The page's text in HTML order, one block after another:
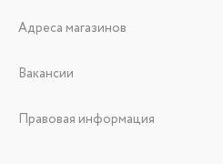
Адреса магазинов
Вакансии
Правовая информация